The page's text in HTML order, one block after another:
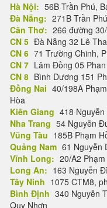
Hà Nội: 56B Trần Phú,
Đà Nẵng: 271B Trần
Cần Thơ: 266 đường
CN 5 Đà Nẵng 32 Lê
CN 6 71 Trường Chinh,
CN 7 Lâm Đồng 05
CN 8 Bình Dương 151
Đồng Nai 40/198A
Hòa
Kiên Giang 418
Nha Trang 54 Nguyễn
Vũng Tàu 185B Phạm
Quảng Nam 61 Nguyễn
Vĩnh Long: 20/A2
Long An: 163 Nguyễn
Tây Ninh 1075 CTM8,
Bình Định 340 Nguyễn
Quy Nhơn